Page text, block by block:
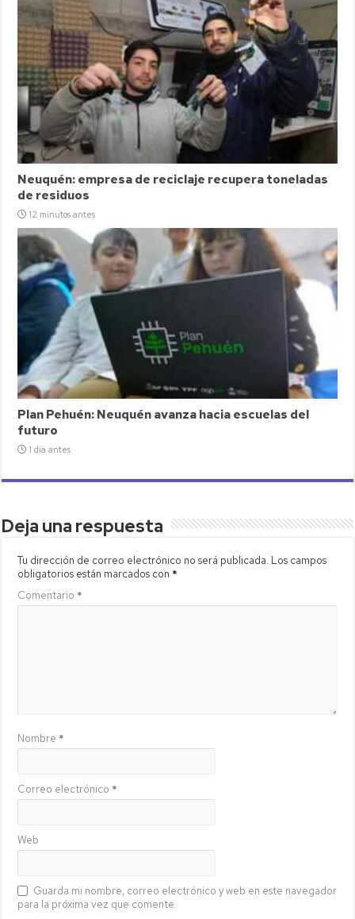
Neuquén: empresa de reciclaje recupera toneladas
de residuos
12 minutos antes
Plan Pehuén: Neuquén avanza hacia escuelas del
futuro
1 día antes
Deja una respuesta
Tu dirección de correo electrónico no será publicada. Los campos
obligatorios están marcados con *
Comentario *
Nombre *
Correo electrónico *
Web
Guarda mi nombre, correo electrónico y web en este navegador
para la próxima vez que comente.